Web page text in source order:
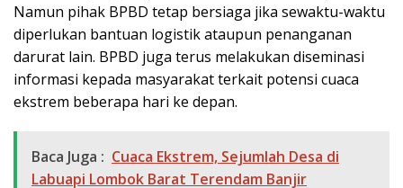
Namun pihak BPBD tetap bersiaga jika sewaktu-waktu
diperlukan bantuan logistik ataupun penanganan
darurat lain. BPBD juga terus melakukan diseminasi
informasi kepada masyarakat terkait potensi cuaca
ekstrem beberapa hari ke depan.
Baca Juga : Cuaca Ekstrem, Sejumlah Desa di
Labuapi Lombok Barat Terendam Banjir